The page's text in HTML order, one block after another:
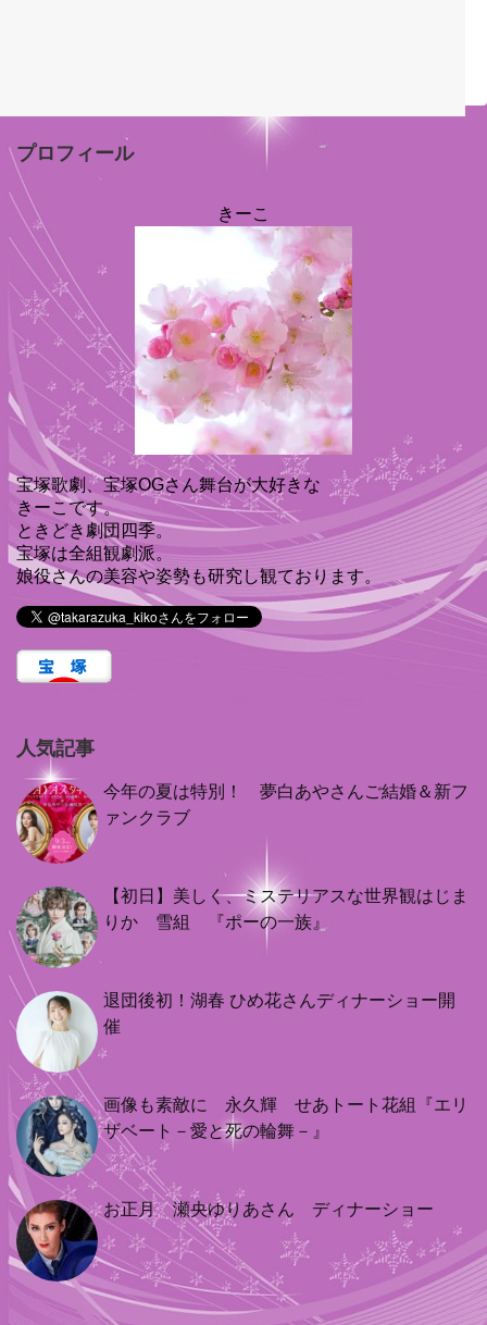
プロフィール
きーこ
宝塚歌劇、宝塚OGさん舞台が大好きな
きーこです。
ときどき劇団四季。
宝塚は全組観劇派。
娘役さんの美容や姿勢も研究し観ております。
人気記事
今年の夏は特別！ 夢白あやさんご結婚＆新フ
ァンクラブ
【初日】美しく、ミステリアスな世界観はじま
りか 雪組 『ポーの一族』
退団後初！湖春 ひめ花さんディナーショー開
催
画像も素敵に 永久輝 せあトート花組『エリ
ザベート－愛と死の輪舞－』
お正月 瀬央ゆりあさん ディナーショー